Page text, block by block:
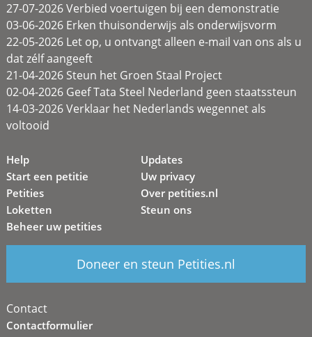
27-07-2026 Verbied voertuigen bij een demonstratie
03-06-2026 Erken thuisonderwijs als onderwijsvorm
22-05-2026 Let op, u ontvangt alleen e-mail van ons als u
dat zélf aangeeft
21-04-2026 Steun het Groen Staal Project
02-04-2026 Geef Tata Steel Nederland geen staatssteun
14-03-2026 Verklaar het Nederlands wegennet als
voltooid
Help
Start een petitie
Petities
Loketten
Beheer uw petities
Updates
Uw privacy
Over petities.nl
Steun ons
Doneer en steun Petities.nl
Contact
Contactformulier